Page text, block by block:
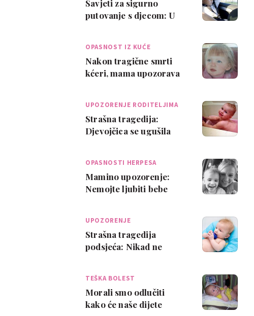
Savjeti za sigurno
putovanje s djecom: U
OPASNOST IZ KUĆE
Nakon tragične smrti
kćeri, mama upozorava
UPOZORENJE RODITELJIMA
Strašna tragedija:
Djevojčica se ugušila
OPASNOSTI HERPESA
Mamino upozorenje:
Nemojte ljubiti bebe
UPOZORENJE
Strašna tragedija
podsjeća: Nikad ne
TEŠKA BOLEST
Morali smo odlučiti
kako će naše dijete